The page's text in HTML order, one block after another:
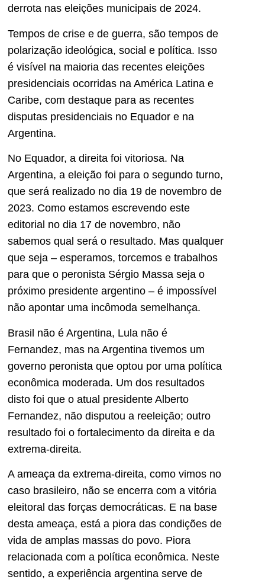
derrota nas eleições municipais de 2024.
Tempos de crise e de guerra, são tempos de
polarização ideológica, social e política. Isso
é visível na maioria das recentes eleições
presidenciais ocorridas na América Latina e
Caribe, com destaque para as recentes
disputas presidenciais no Equador e na
Argentina.
No Equador, a direita foi vitoriosa. Na
Argentina, a eleição foi para o segundo turno,
que será realizado no dia 19 de novembro de
2023. Como estamos escrevendo este
editorial no dia 17 de novembro, não
sabemos qual será o resultado. Mas qualquer
que seja – esperamos, torcemos e trabalhos
para que o peronista Sérgio Massa seja o
próximo presidente argentino – é impossível
não apontar uma incômoda semelhança.
Brasil não é Argentina, Lula não é
Fernandez, mas na Argentina tivemos um
governo peronista que optou por uma política
econômica moderada. Um dos resultados
disto foi que o atual presidente Alberto
Fernandez, não disputou a reeleição; outro
resultado foi o fortalecimento da direita e da
extrema-direita.
A ameaça da extrema-direita, como vimos no
caso brasileiro, não se encerra com a vitória
eleitoral das forças democráticas. E na base
desta ameaça, está a piora das condições de
vida de amplas massas do povo. Piora
relacionada com a política econômica. Neste
sentido, a experiência argentina serve de